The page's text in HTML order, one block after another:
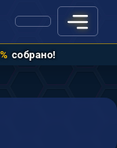
собрано!